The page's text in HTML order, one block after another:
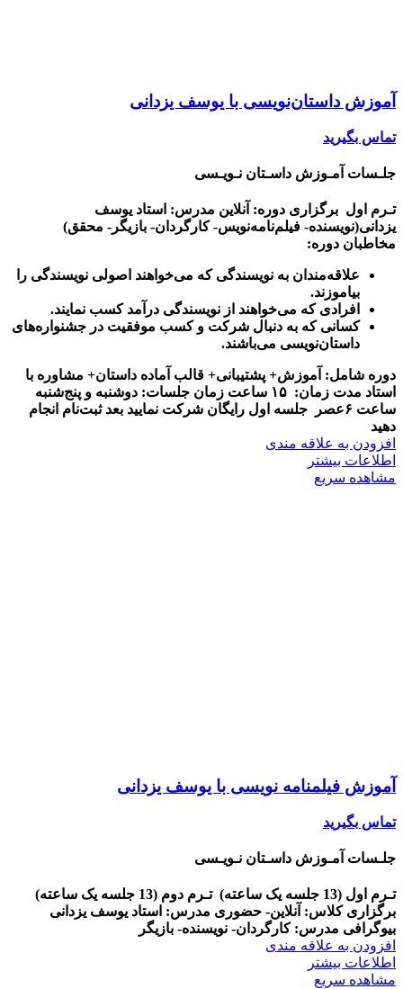
آموزش داستان‌نویسی با یوسف یزدانی
تماس بگیرید
جلـسات آمـوزش داسـتان نـویـسی
تـرم اول برگزاری دوره: آنلاین مدرس: استاد یوسف
یزدانی(نویسنده- فیلم‌نامه‌نویس- کارگردان- بازیگر- محقق)
مخاطبان دوره:
علاقه‌مندان به نویسندگی که می‌خواهند اصولی نویسندگی را
بیاموزند.
افرادی که می‌خواهند از نویسندگی درآمد کسب نمایند.
کسانی که به دنبال شرکت و کسب موفقیت در جشنواره‌های
داستان‌نویسی می‌باشند.
دوره شامل: آموزش+ پشتیبانی+ قالب آماده داستان+ مشاوره با
استاد مدت زمان: ۱۵ ساعت
زمان جلسات: دوشنبه و پنج‌شنبه
ساعت ۶عصر
جلسه اول رایگان شرکت نمایید بعد ثبت‌نام انجام
دهید
افزودن به علاقه مندی
اطلاعات بیشتر
مشاهده سریع
آموزش فیلمنامه نویسی با یوسف یزدانی
تماس بگیرید
جلـسات آمـوزش داسـتان نـویـسی
تـرم اول (13 جلسه یک ساعته)
تـرم دوم (13 جلسه یک ساعته)
برگزاری کلاس: آنلاین- حضوری مدرس: استاد یوسف یزدانی
بیوگرافی مدرس: کارگردان- نویسنده- بازیگر
افزودن به علاقه مندی
اطلاعات بیشتر
مشاهده سریع